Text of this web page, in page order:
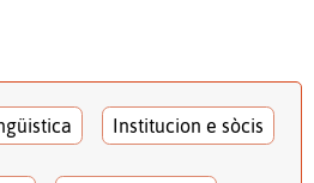
Institucion e sòcis